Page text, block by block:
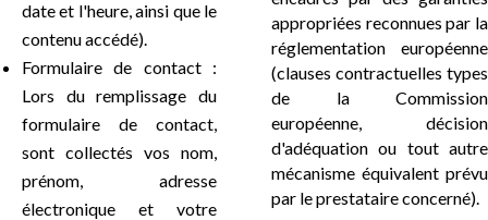
date et l'heure, ainsi que le
contenu accédé).
Formulaire de contact :
Lors du remplissage du
formulaire de contact,
sont collectés vos nom,
prénom, adresse
électronique et votre
appropriées reconnues par la
réglementation européenne
(clauses contractuelles types
de la Commission
européenne, décision
d'adéquation ou tout autre
mécanisme équivalent prévu
par le prestataire concerné).